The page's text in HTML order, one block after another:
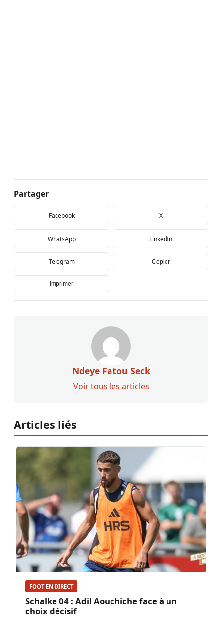
Partager
Facebook X
WhatsApp LinkedIn
Telegram Copier
Imprimer
Ndeye Fatou Seck
Voir tous les articles
Articles liés
FOOT EN DIRECT
Schalke 04 : Adil Aouchiche face à un
choix décisif